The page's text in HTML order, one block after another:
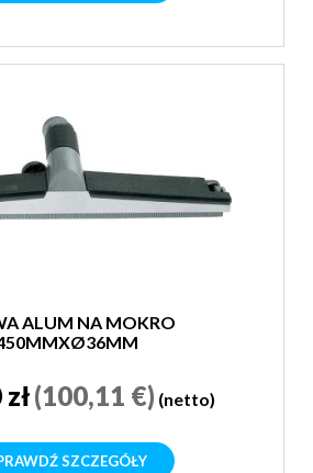
ALUM NA MOKRO
(100,11 €) (netto)
SZCZEGÓŁY